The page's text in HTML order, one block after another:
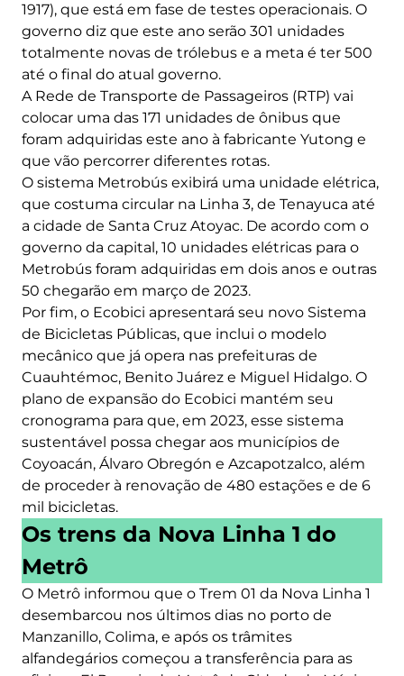
1917), que está em fase de testes operacionais. O
governo diz que este ano serão 301 unidades
totalmente novas de trólebus e a meta é ter 500
até o final do atual governo.
A Rede de Transporte de Passageiros (RTP) vai
colocar uma das 171 unidades de ônibus que
foram adquiridas este ano à fabricante Yutong e
que vão percorrer diferentes rotas.
O sistema Metrobús exibirá uma unidade elétrica,
que costuma circular na Linha 3, de Tenayuca até
a cidade de Santa Cruz Atoyac. De acordo com o
governo da capital, 10 unidades elétricas para o
Metrobús foram adquiridas em dois anos e outras
50 chegarão em março de 2023.
Por fim, o Ecobici apresentará seu novo Sistema
de Bicicletas Públicas, que inclui o modelo
mecânico que já opera nas prefeituras de
Cuauhtémoc, Benito Juárez e Miguel Hidalgo. O
plano de expansão do Ecobici mantém seu
cronograma para que, em 2023, esse sistema
sustentável possa chegar aos municípios de
Coyoacán, Álvaro Obregón e Azcapotzalco, além
de proceder à renovação de 480 estações e de 6
mil bicicletas.
Os trens da Nova Linha 1 do
Metrô
O Metrô informou que o Trem 01 da Nova Linha 1
desembarcou nos últimos dias no porto de
Manzanillo, Colima, e após os trâmites
alfandegários começou a transferência para as